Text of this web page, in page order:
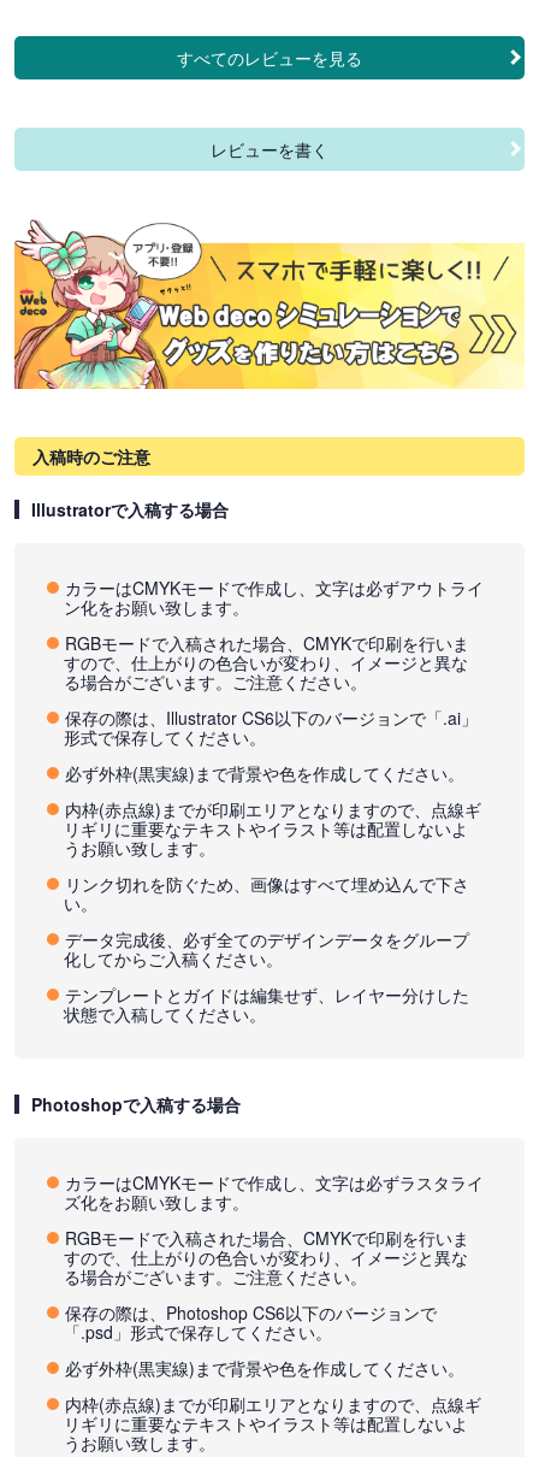
すべてのレビューを見る
レビューを書く
入稿時のご注意
Illustratorで入稿する場合
カラーはCMYKモードで作成し、文字は必ずアウトライ
ン化をお願い致します。
RGBモードで入稿された場合、CMYKで印刷を行いま
すので、仕上がりの色合いが変わり、イメージと異な
る場合がございます。ご注意ください。
保存の際は、Illustrator CS6以下のバージョンで「.ai」
形式で保存してください。
必ず外枠(黒実線)まで背景や色を作成してください。
内枠(赤点線)までが印刷エリアとなりますので、点線ギ
リギリに重要なテキストやイラスト等は配置しないよ
うお願い致します。
リンク切れを防ぐため、画像はすべて埋め込んで下さ
い。
データ完成後、必ず全てのデザインデータをグループ
化してからご入稿ください。
テンプレートとガイドは編集せず、レイヤー分けした
状態で入稿してください。
Photoshopで入稿する場合
カラーはCMYKモードで作成し、文字は必ずラスタライ
ズ化をお願い致します。
RGBモードで入稿された場合、CMYKで印刷を行いま
すので、仕上がりの色合いが変わり、イメージと異な
る場合がございます。ご注意ください。
保存の際は、Photoshop CS6以下のバージョンで
「.psd」形式で保存してください。
必ず外枠(黒実線)まで背景や色を作成してください。
内枠(赤点線)までが印刷エリアとなりますので、点線ギ
リギリに重要なテキストやイラスト等は配置しないよ
うお願い致します。